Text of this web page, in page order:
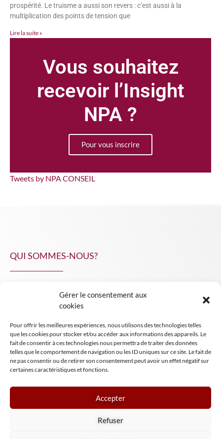
Gérer le consentement aux
cookies
Pour offrir les meilleures expériences, nous utilisons des technologies telles
que les cookies pour stocker et/ou accéder aux informations des appareils. Le
fait de consentir à ces technologies nous permettra de traiter des données
telles que le comportement de navigation ou les ID uniques sur ce site. Le fait de
ne pas consentir ou de retirer son consentement peut avoir un effet négatif sur
certaines caractéristiques et fonctions.
Accepter
Refuser
prospérité. Le truisme a aussi son revers : c’est aussi à la
multiplication des points de tension que
Lire la suite »
Vous souhaitez
recevoir l’Insight
NPA ?
Pour vous inscrire
Tweets by NPA CONSEIL
QUI SOMMES-NOUS?
INSIGHT NPA
Mentions légales